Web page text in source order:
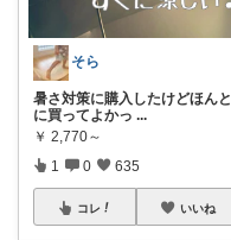
そら
暑さ対策に購入したけどほんと
に買ってよかっ ...
￥ 2,770～
1 0 635
コレ いいね